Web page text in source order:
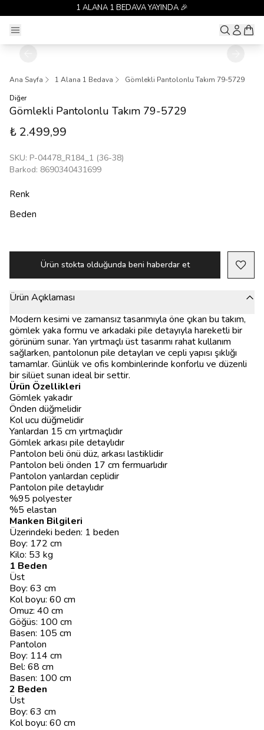
1 ALANA 1 BEDAVA YAYINDA 🎉
Ana Sayfa 1 Alana 1 Bedava
Gömlekli Pantolonlu Takım 79-5729
Diğer
Gömlekli Pantolonlu Takım 79-5729
₺ 2.499,99
SKU: P-04478_R184_1 (36-38)
Barkod: 8690340431699
Renk
Beden
Ürün stokta olduğunda beni haberdar et
Ürün Açıklaması
Modern kesimi ve zamansız tasarımıyla öne çıkan bu takım,
gömlek yaka formu ve arkadaki pile detayıyla hareketli bir
görünüm sunar. Yan yırtmaçlı üst tasarımı rahat kullanım
sağlarken, pantolonun pile detayları ve cepli yapısı şıklığı
tamamlar. Günlük ve ofis kombinlerinde konforlu ve düzenli
bir silüet sunan ideal bir settir.
Ürün Özellikleri
Gömlek yakadır
Önden düğmelidir
Kol ucu düğmelidir
Yanlardan 15 cm yırtmaçlıdır
Gömlek arkası pile detaylıdır
Pantolon beli önü düz, arkası lastiklidir
Pantolon beli önden 17 cm fermuarlıdır
Pantolon yanlardan ceplidir
Pantolon pile detaylıdır
%95 polyester
%5 elastan
Manken Bilgileri
Üzerindeki beden: 1 beden
Boy: 172 cm
Kilo: 53 kg
1 Beden
Üst
Boy: 63 cm
Kol boyu: 60 cm
Omuz: 40 cm
Göğüs: 100 cm
Basen: 105 cm
Pantolon
Boy: 114 cm
Bel: 68 cm
Basen: 100 cm
2 Beden
Üst
Boy: 63 cm
Kol boyu: 60 cm